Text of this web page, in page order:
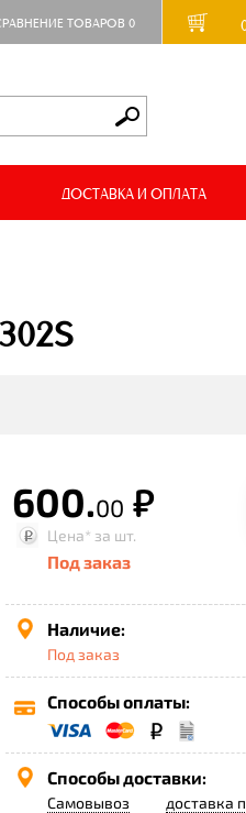
ТОВАРОВ 0
ДОСТАВКА И ОПЛАТА
600.00 р.
Цена* за шт.
Под заказ
Наличие:
Под заказ
Способы оплаты:
Способы доставки:
Самовывоз доставка